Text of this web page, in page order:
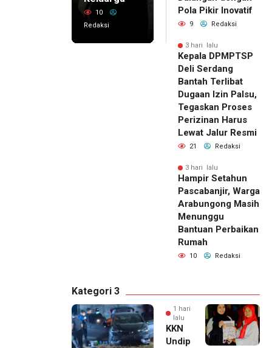
10
Redaksi
Pola Pikir Inovatif
9 Redaksi
3 hari lalu
Kepala DPMPTSP
Deli Serdang
Bantah Terlibat
Dugaan Izin Palsu,
Tegaskan Proses
Perizinan Harus
Lewat Jalur Resmi
21 Redaksi
3 hari lalu
Hampir Setahun
Pascabanjir, Warga
Arabungong Masih
Menunggu
Bantuan Perbaikan
Rumah
10 Redaksi
Kategori 3
1 hari
lalu
KKN
Undip